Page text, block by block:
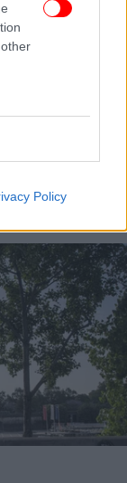
Policy
ο Πύργος του